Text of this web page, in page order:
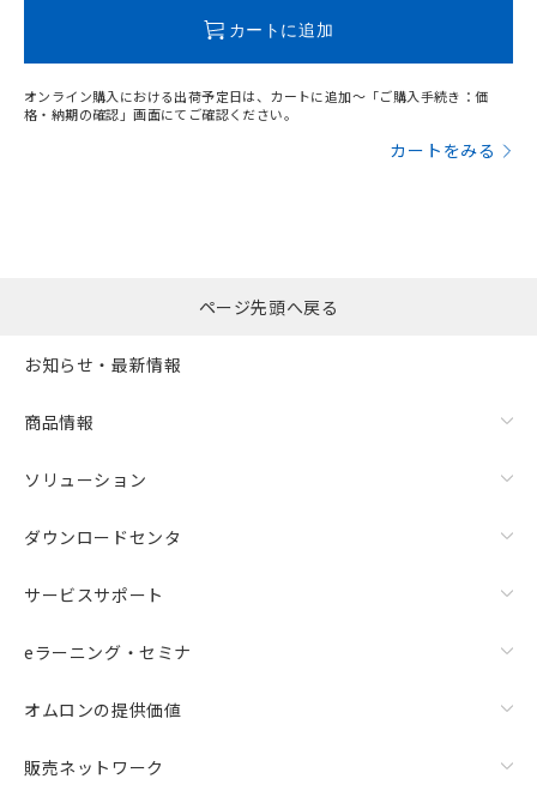
カートに追加
オンライン購入における出荷予定日は、カートに追加～「ご購入手続き：価
格・納期の確認」画面にてご確認ください。
カートをみる
ページ先頭へ戻る
お知らせ・最新情報
商品情報
ソリューション
ダウンロードセンタ
サービスサポート
eラーニング・セミナ
オムロンの提供価値
販売ネットワーク